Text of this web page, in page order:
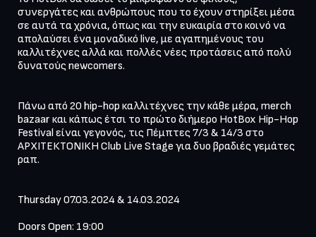
συνεργάτες και ανθρώπους που το έχουν στηρίξει μέσα
σε αυτά τα χρόνια, όπως και την ευκαιρία στο κοινό να
απολαύσει ένα μοναδικό live, με αγαπημένους του
καλλιτέχνες αλλά και πολλές νέες προτάσεις από πολύ
δυνατούς newcomers.
Πάνω από 20 hip-hop καλλιτέχνες την κάθε μέρα, merch
bazaar και κάπως έτσι το πρώτο διήμερο HotBox Hip-Hop
Festival είναι γεγονός, τις Πέμπτες 7/3 & 14/3 στο
ΑΡΧΙΤΕΚΤΟΝΙΚΗ Club Live Stage για δυο βραδιές γεμάτες
ραπ.
Thursday 07.03.2024 & 14.03.2024
Doors Open: 19:00